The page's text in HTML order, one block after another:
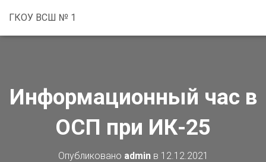
ГКОУ ВСШ № 1
Информационный час в
ОСП при ИК-25
Опубликовано adminв 12.12.2021